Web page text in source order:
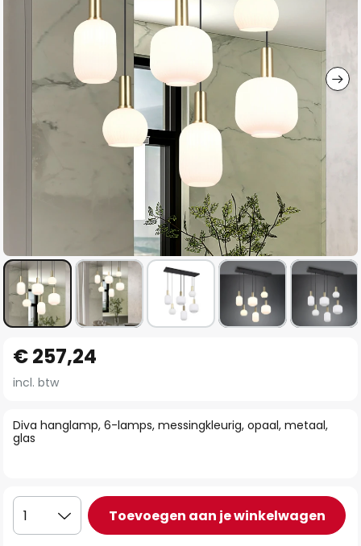
afbeeldingen-
naar
het
van
de
Diva hanglamp, 6-lamps, messingkleurig, opaal, metaal,
glas
€ 257,24
incl. btw
1 Toevoegen aan je winkelwagen